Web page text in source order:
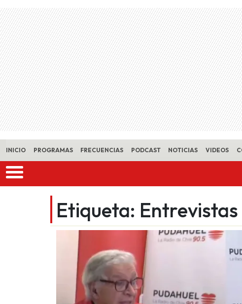
Skip to main content
INICIO PROGRAMAS FRECUENCIAS PODCAST NOTICIAS VIDEOS
Etiqueta: